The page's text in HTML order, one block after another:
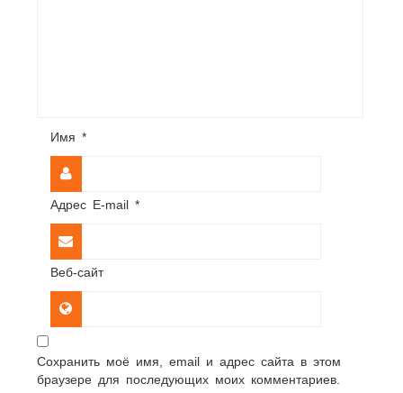
Имя *
Адрес E-mail *
Веб-сайт
Сохранить моё имя, email и адрес сайта в этом
браузере для последующих моих комментариев.